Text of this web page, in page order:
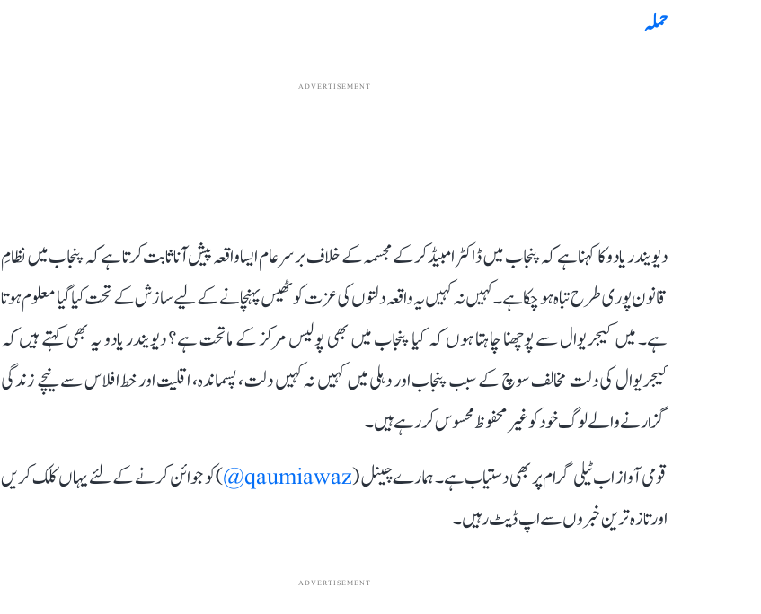
حملہ
ADVERTISEMENT
دیویندر یادو کا کہنا ہے کہ پنجاب میں ڈاکٹر امبیڈکر کے مجسمہ کے خلاف برسرعام ایسا واقعہ پیش آنا ثابت کرتا ہے کہ پنجاب میں نظامِ
قانون پوری طرح تباہ ہو چکا ہے۔ کہیں نہ کہیں یہ واقعہ دلتوں کی عزت کو ٹھیس پہنچانے کے لیے سازش کے تحت کیا گیا معلوم ہوتا
ہے۔ میں کیجریوال سے پوچھنا چاہتا ہوں کہ کیا پنجاب میں بھی پولیس مرکز کے ماتحت ہے؟ دیویندر یادو یہ بھی کہتے ہیں کہ
کیجریوال کی دلت مخالف سوچ کے سبب پنجاب اور دہلی میں کہیں نہ کہیں دلت، پسماندہ، اقلیت اور خط افلاس سے نیچے زندگی
گزارنے والے لوگ خود کو غیر محفوظ محسوس کر رہے ہیں۔
قومی آواز اب ٹیلی گرام پر بھی دستیاب ہے۔ ہمارے چینل (qaumiawaz@
) کو جوائن کرنے کے لئے یہاں کلک کریں
اور تازہ ترین خبروں سے اپ ڈیٹ رہیں۔
ADVERTISEMENT